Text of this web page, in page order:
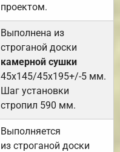
проектом.
Выполнена из
строганой доски
камерной сушки
45х145/45х195+/-5 мм.
Шаг установки
стропил 590 мм.
Выполняется
из строганой доски